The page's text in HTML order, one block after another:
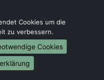
Cookies um die
zu verbessern.
Cookies